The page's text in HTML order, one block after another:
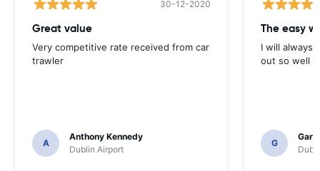
30-12-2020
Great value
Very competitive rate received from car
trawler
A
Anthony Kennedy
Dublin Airport
I will always
out so well
G
Gary